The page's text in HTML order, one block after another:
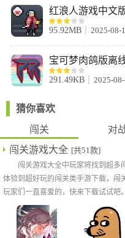
5.形象：游戏画面q萌非常有
更好的前去进行冒险。
一、基本操作介绍
1、移动+随意按键
2、抬起
可以将对手抬起丢下，但抓
近平台边缘时可以将对手抬
起角色，还可以抬起炸弹，
但要把握好炸弹的爆炸时间
3、跳跃+攻击
可以给敌人造成较多伤害或
4、炸弹
拿出炸弹再按一次则丢出，
红浪人游戏中文
95.92MB 2025-08-
宝可梦肉鸽版离
291.49KB 2025-
猜你喜欢
闯关
对
闯关游戏大全 [共51款]
闯关游戏大全中玩家将找到超多
体验到超好玩的闯关类手游下载，闯
玩家们一直喜爱的，快来下载试试吧。